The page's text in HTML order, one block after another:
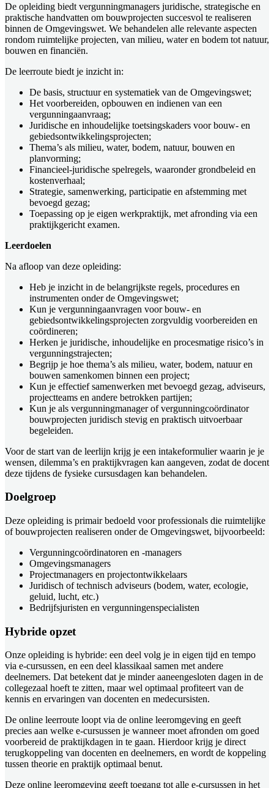
De opleiding biedt vergunningmanagers juridische, strategische en
praktische handvatten om bouwprojecten succesvol te realiseren
binnen de Omgevingswet. We behandelen alle relevante aspecten
rondom ruimtelijke projecten, van milieu, water en bodem tot natuur,
bouwen en financiën.
De leerroute biedt je inzicht in:
De basis, structuur en systematiek van de Omgevingswet;
Het voorbereiden, opbouwen en indienen van een
vergunningaanvraag;
Juridische en inhoudelijke toetsingskaders voor bouw- en
gebiedsontwikkelingsprojecten;
Thema’s als milieu, water, bodem, natuur, bouwen en
planvorming;
Financieel-juridische spelregels, waaronder grondbeleid en
kostenverhaal;
Strategie, samenwerking, participatie en afstemming met
bevoegd gezag;
Toepassing op je eigen werkpraktijk, met afronding via een
praktijkgericht examen.
Leerdoelen
Na afloop van deze opleiding:
Heb je inzicht in de belangrijkste regels, procedures en
instrumenten onder de Omgevingswet;
Kun je vergunningaanvragen voor bouw- en
gebiedsontwikkelingsprojecten zorgvuldig voorbereiden en
coördineren;
Herken je juridische, inhoudelijke en procesmatige risico’s in
vergunningstrajecten;
Begrijp je hoe thema’s als milieu, water, bodem, natuur en
bouwen samenkomen binnen een project;
Kun je effectief samenwerken met bevoegd gezag, adviseurs,
projectteams en andere betrokken partijen;
Kun je als vergunningmanager of vergunningcoördinator
bouwprojecten juridisch stevig en praktisch uitvoerbaar
begeleiden.
Voor de start van de leerlijn krijg je een intakeformulier waarin je je
wensen, dilemma’s en praktijkvragen kan aangeven, zodat de docent
deze tijdens de fysieke cursusdagen kan behandelen.
Doelgroep
Deze opleiding is primair bedoeld voor professionals die ruimtelijke
of bouwprojecten realiseren onder de Omgevingswet, bijvoorbeeld:
Vergunningcoördinatoren en -managers
Omgevingsmanagers
Projectmanagers en projectontwikkelaars
Juridisch of technisch adviseurs (bodem, water, ecologie,
geluid, lucht, etc.)
Bedrijfsjuristen en vergunningenspecialisten
Hybride opzet
Onze opleiding is hybride: een deel volg je in eigen tijd en tempo
via e-cursussen, en een deel klassikaal samen met andere
deelnemers. Dat betekent dat je minder aaneengesloten dagen in de
collegezaal hoeft te zitten, maar wel optimaal profiteert van de
kennis en ervaringen van docenten en medecursisten.
De online leerroute loopt via de online leeromgeving en geeft
precies aan welke e-cursussen je wanneer moet afronden om goed
voorbereid de praktijkdagen in te gaan. Hierdoor krijg je direct
terugkoppeling van docenten en deelnemers, en wordt de koppeling
tussen theorie en praktijk optimaal benut.
Deze online leeromgeving geeft toegang tot alle e-cursussen in het